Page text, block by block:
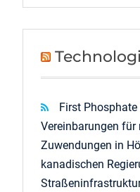
First
Vereinbarungen
Zuwendungen in
kanadischen